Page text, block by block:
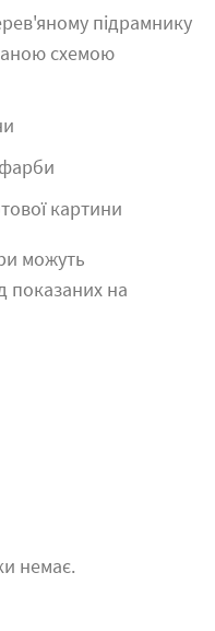
підрамнику
схемою
картини
можуть
показаних на
немає.